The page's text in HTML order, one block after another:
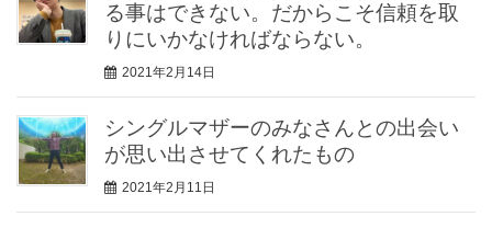
る事はできない。だからこそ信頼を取
りにいかなければならない。
2021年2月14日
シングルマザーのみなさんとの出会い
が思い出させてくれたもの
2021年2月11日